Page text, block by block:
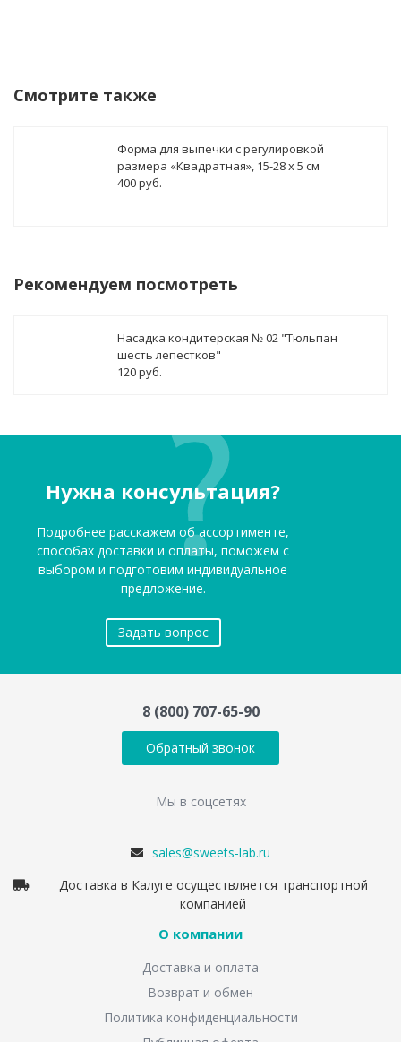
Смотрите также
Форма для выпечки с регулировкой
размера «Квадратная», 15-28 х 5 см
400 руб.
Рекомендуем посмотреть
Насадка кондитерская № 02 "Тюльпан
шесть лепестков"
120 руб.
Нужна консультация?
Подробнее расскажем об ассортименте,
способах доставки и оплаты, поможем с
выбором и подготовим индивидуальное
предложение.
Задать вопрос
8 (800) 707-65-90
Обратный звонок
Мы в соцсетях
sales@sweets-lab.ru
Доставка в Калуге осуществляется транспортной
компанией
О компании
Доставка и оплата
Возврат и обмен
Политика конфиденциальности